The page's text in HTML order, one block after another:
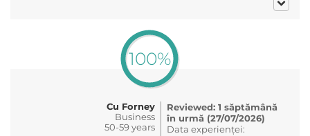
100%
Cu Forney
Business
50-59 years
Reviewed: 1 săptămână
în urmă (27/07/2026)
Data experienței: